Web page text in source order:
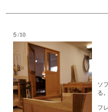
５/10
ソ
る
フ